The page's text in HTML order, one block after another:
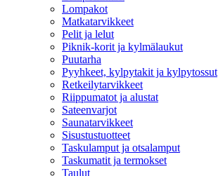
Lompakot
Matkatarvikkeet
Pelit ja lelut
Piknik-korit ja kylmälaukut
Puutarha
Pyyhkeet, kylpytakit ja kylpytossut
Retkeilytarvikkeet
Riippumatot ja alustat
Sateenvarjot
Saunatarvikkeet
Sisustustuotteet
Taskulamput ja otsalamput
Taskumatit ja termokset
Taulut